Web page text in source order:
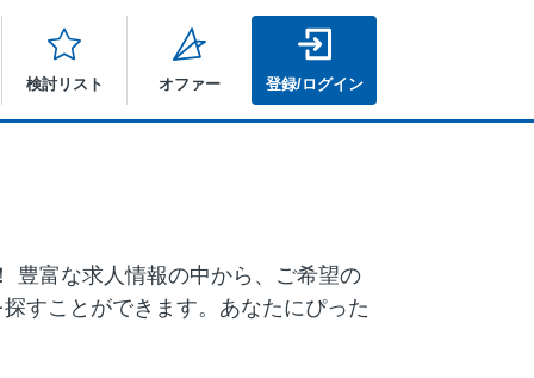
検討リスト オファー 登録/ログイン
豊富な求人情報の中から、ご希望の
すことができます。あなたにぴった